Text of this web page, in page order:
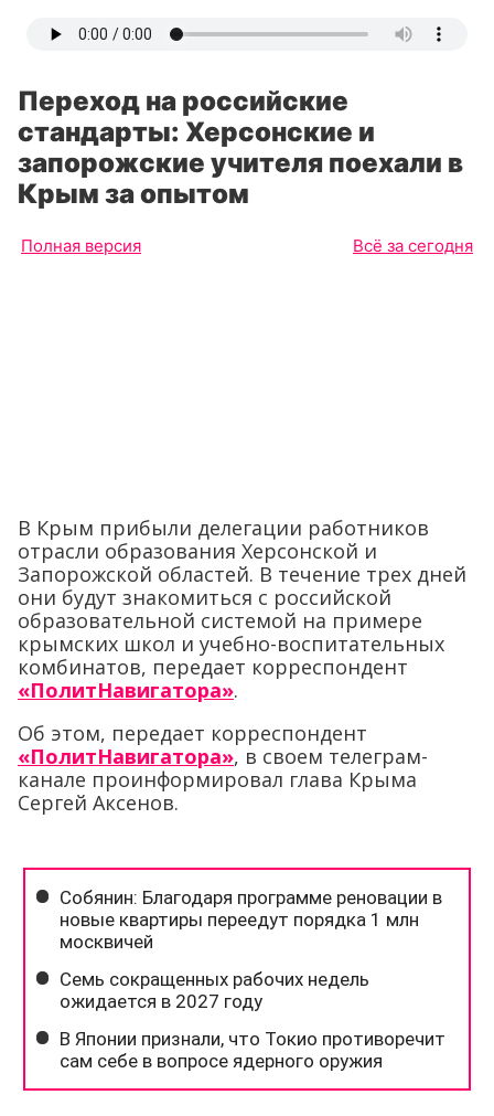
Переход на российские
стандарты: Херсонские и
запорожские учителя поехали в
Крым за опытом
Полная версия Всё за сегодня
В Крым прибыли делегации работников
отрасли образования Херсонской и
Запорожской областей. В течение трех дней
они будут знакомиться с российской
образовательной системой на примере
крымских школ и учебно-воспитательных
комбинатов, передает корреспондент
«ПолитНавигатора».
Об этом, передает корреспондент
«ПолитНавигатора», в своем телеграм-
канале проинформировал глава Крыма
Сергей Аксенов.